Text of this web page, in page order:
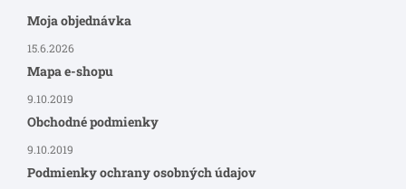
Moja objednávka
15.6.2026
Mapa e-shopu
9.10.2019
Obchodné podmienky
9.10.2019
Podmienky ochrany osobných údajov